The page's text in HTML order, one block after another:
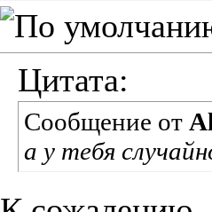
Цитата:
Сообщение от
а у тебя